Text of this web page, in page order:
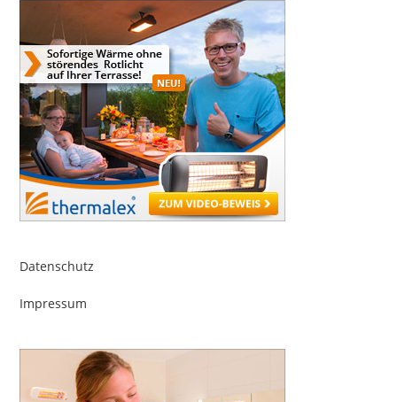
Datenschutz
Impressum